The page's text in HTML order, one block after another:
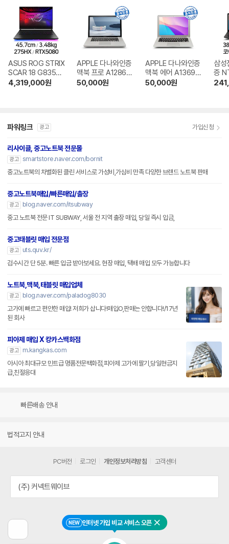
NEW 인터넷 가입 비교 서비스 오픈 닫기
ASUS ROG STRIX
SCAR 18 G835L
W-SA045W
4,319,000원
APPLE 다나와인증
맥북 프로 A1286
부품용 LT2212002
50,000원
APPLE 다나와인증
맥북 에어 A1369
부품용 LT220601
50,000원
삼성
증
파워링크 광고 가입신청
리사이클, 중고노트북 전문몰
광고 smartstore.naver.com/bornit
중고노트북의 차별화된 클린 서비스로 가성비,가심비 만족 다양한 브랜드 노트북 판매
중고노트북매입/빠른매입/출장
광고
blog.naver.com/itsubway
중고 노트북 전문 IT SUBWAY, 서울 전 지역 출장 매입, 당일 즉시 입금,
중고태블릿 매입 전문점
광고
uts.quv.kr/
검수시간 단 5분. 빠른 입금 받아보세요. 현장 매입, 택배 매입 모두 가능합니다
노트북,맥북,태블릿 매입업체
광고
blog.naver.com/paladog8030
고가에 빠르고 편안한 매입! 저희가 삽니다!매입O,판매는 안합니다!/17년
된 회사
피아제 매입 X 캉카스백화점
광고
m.kangkas.com
아시아 최대규모 민트급 명품전문백화점,피아제 고가에 팔기,당일현금지
급,친절응대
빠른배송 안내
법적고지 안내
전
PC버전 로그인 개인정보처리방침 고객센터
(주) 커넥트웨이브